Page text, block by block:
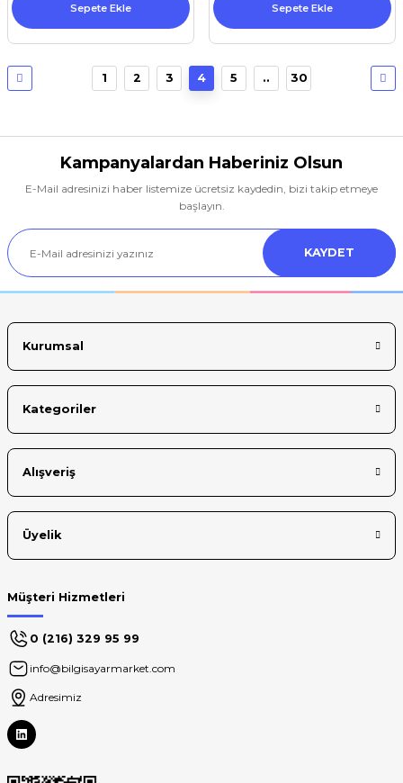
Sepete Ekle Sepete Ekle
1 2 3 4 5 .. 30
Kampanyalardan Haberiniz Olsun
E-Mail adresinizi haber listemize ücretsiz kaydedin, bizi takip etmeye
başlayın.
KAYDET
Kurumsal
Kategoriler
Alışveriş
Üyelik
Müşteri Hizmetleri
0 (216) 329 95 99
info@bilgisayarmarket.com
Adresimiz